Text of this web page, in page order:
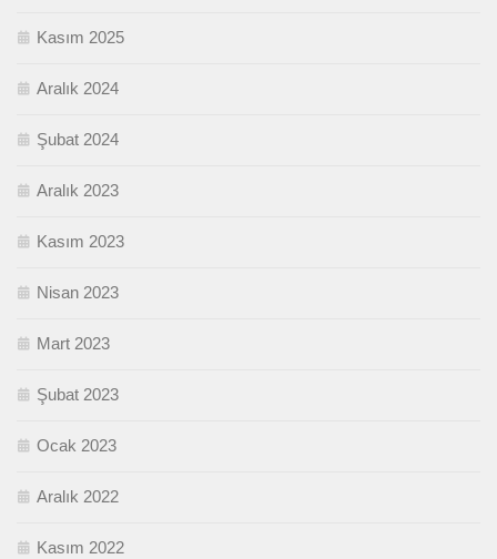
Kasım 2025
Aralık 2024
Şubat 2024
Aralık 2023
Kasım 2023
Nisan 2023
Mart 2023
Şubat 2023
Ocak 2023
Aralık 2022
Kasım 2022